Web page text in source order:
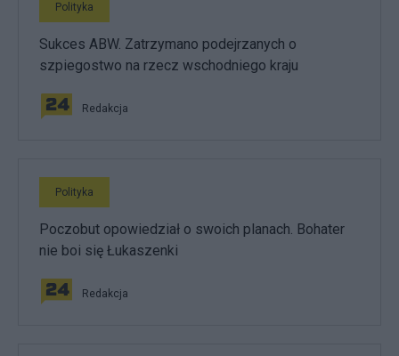
Polityka
Sukces ABW. Zatrzymano podejrzanych o
szpiegostwo na rzecz wschodniego kraju
Redakcja
Polityka
Poczobut opowiedział o swoich planach. Bohater
nie boi się Łukaszenki
Redakcja